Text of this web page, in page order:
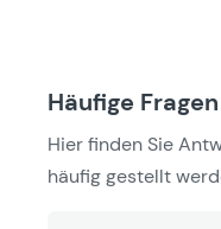
Häufige Fragen
Hier finden Sie
häufig gestellt